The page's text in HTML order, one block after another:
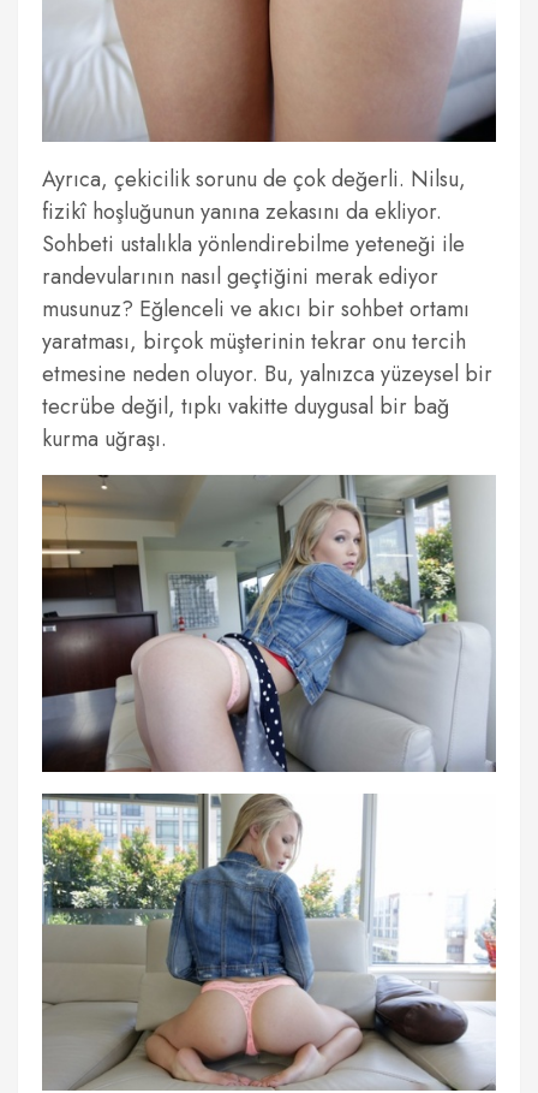
Ayrıca, çekicilik sorunu de çok değerli. Nilsu,
fizikî hoşluğunun yanına zekasını da ekliyor.
Sohbeti ustalıkla yönlendirebilme yeteneği ile
randevularının nasıl geçtiğini merak ediyor
musunuz? Eğlenceli ve akıcı bir sohbet ortamı
yaratması, birçok müşterinin tekrar onu tercih
etmesine neden oluyor. Bu, yalnızca yüzeysel bir
tecrübe değil, tıpkı vakitte duygusal bir bağ
kurma uğraşı.